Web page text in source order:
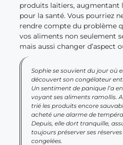
produits laitiers, augmentant
pour la santé. Vous pourriez
rendre compte du problème
vos aliments non seulement
mais aussi changer d’aspect
Sophie se souvient du jour où
découvert son congélateur
Un sentiment de panique l’a
voyant ses aliments ramollis.
trié les produits encore
acheté une alarme de
Depuis, elle dort tranquille,
toujours préserver ses réserves
congelées.